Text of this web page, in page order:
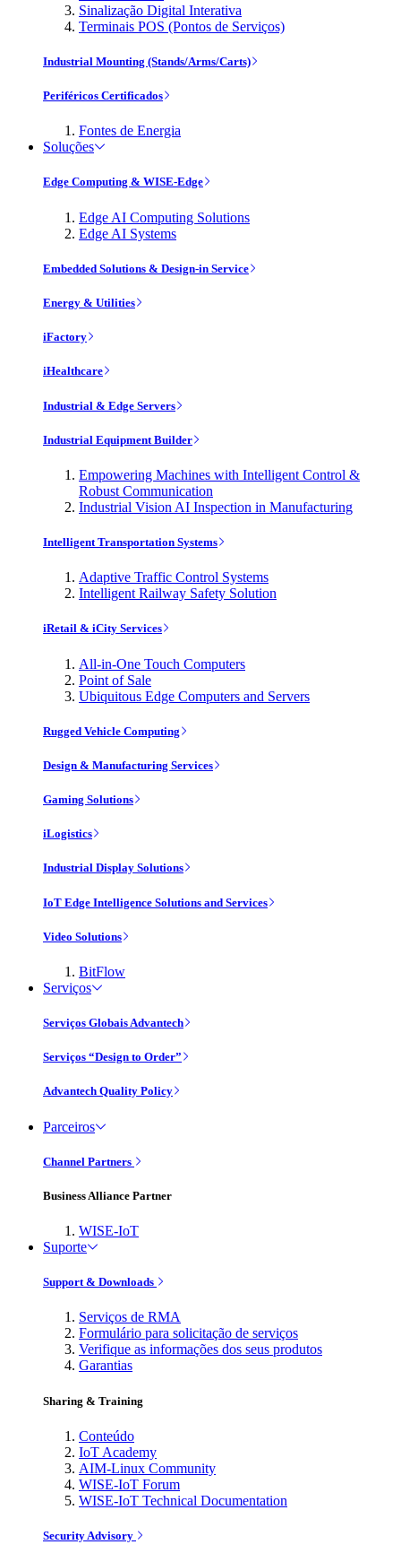
Sinalização Digital Interativa
Terminais POS (Pontos de Serviços)
Industrial Mounting (Stands/Arms/Carts)
Periféricos Certificados
Fontes de Energia
Soluções
Edge Computing & WISE-Edge
Edge AI Computing Solutions
Edge AI Systems
Embedded Solutions & Design-in Service
Energy & Utilities
iFactory
iHealthcare
Industrial & Edge Servers
Industrial Equipment Builder
Empowering Machines with Intelligent Control &
Robust Communication
Industrial Vision AI Inspection in Manufacturing
Intelligent Transportation Systems
Adaptive Traffic Control Systems
Intelligent Railway Safety Solution
iRetail & iCity Services
All-in-One Touch Computers
Point of Sale
Ubiquitous Edge Computers and Servers
Rugged Vehicle Computing
Design & Manufacturing Services
Gaming Solutions
iLogistics
Industrial Display Solutions
IoT Edge Intelligence Solutions and Services
Video Solutions
BitFlow
Serviços
Serviços Globais Advantech
Serviços “Design to Order”
Advantech Quality Policy
Parceiros
Channel Partners
Business Alliance Partner
WISE-IoT
Suporte
Support & Downloads
Serviços de RMA
Formulário para solicitação de serviços
Verifique as informações dos seus produtos
Garantias
Sharing & Training
Conteúdo
IoT Academy
AIM-Linux Community
WISE-IoT Forum
WISE-IoT Technical Documentation
Security Advisory